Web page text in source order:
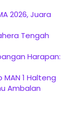
2026, Juara
Tengah
Harapan:
1 Halteng
Ambalan